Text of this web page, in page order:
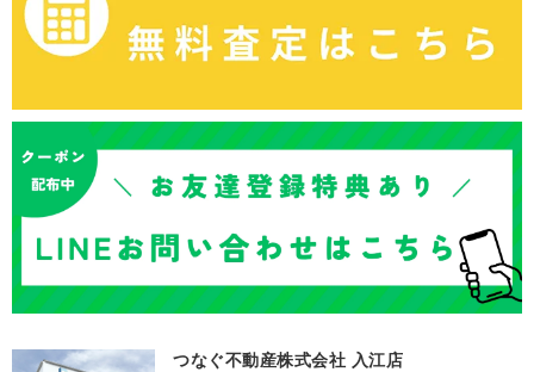
つなぐ不動産株式会社 入江店